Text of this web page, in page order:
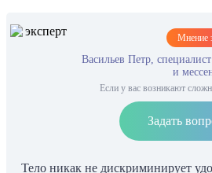
Мнение
Васильев Петр,
и
Если у вас возникают
Задать
Тело никак не дискриминирует